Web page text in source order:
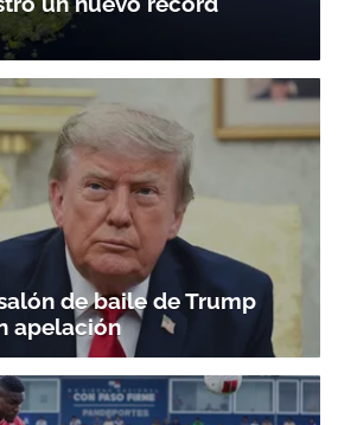
a nuestro boletín.
ACEPTAR
de baile de Trump
apelación